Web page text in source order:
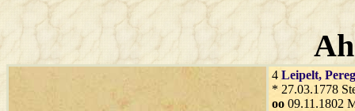
4 Leipelt,
* 27.03.1778
oo 09.11.1802